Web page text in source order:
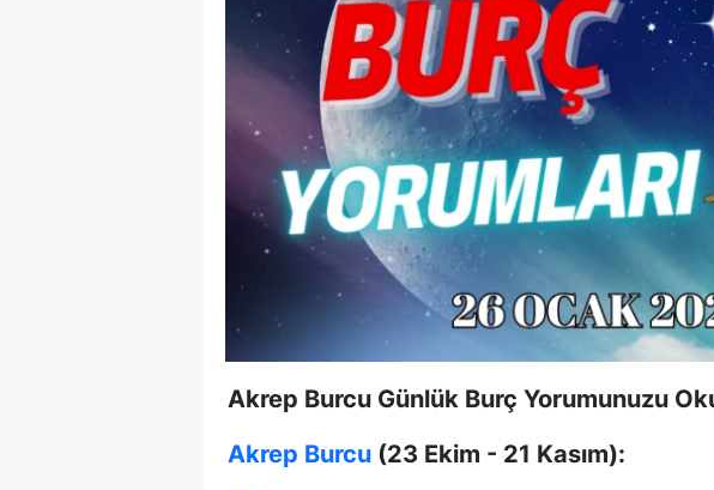
Akrep Burcu Günlük Burç Yorumunuzu
Akrep Burcu (23 Ekim - 21 Kasım):
Tuzla Orhanlı
Kasım Elektrik Kesintisi: